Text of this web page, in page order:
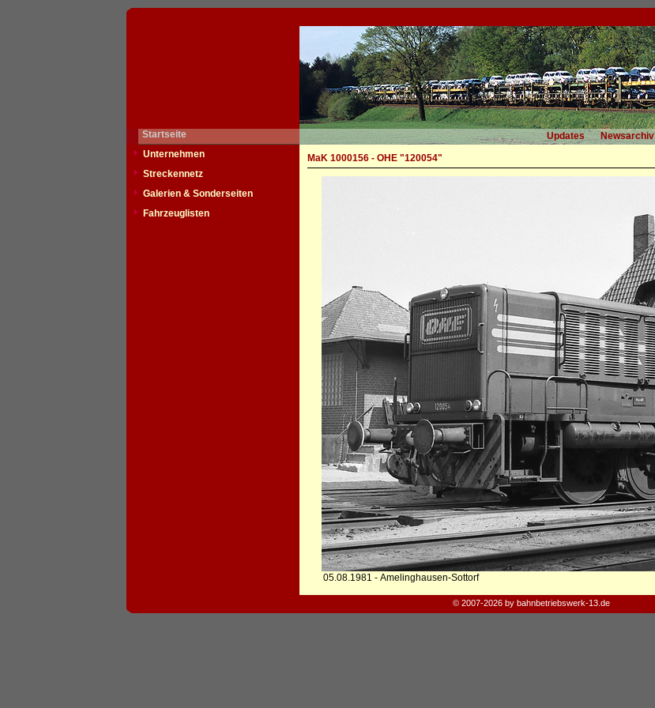
Startseite Updates Newsarchiv
Unternehmen
Streckennetz
Galerien & Sonderseiten
Fahrzeuglisten
MaK 1000156 - OHE "120054"
05.08.1981 - Amelinghausen-Sottorf
© 2007-2026 by bahnbetriebswerk-13.de